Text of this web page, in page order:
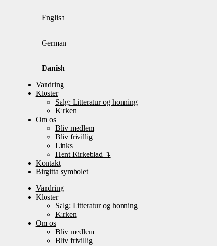
English
German
Danish
Vandring
Kloster
Salg: Litteratur og honning
Kirken
Om os
Bliv medlem
Bliv frivillig
Links
Hent Kirkeblad ↴
Kontakt
Birgitta symbolet
Vandring
Kloster
Salg: Litteratur og honning
Kirken
Om os
Bliv medlem
Bliv frivillig